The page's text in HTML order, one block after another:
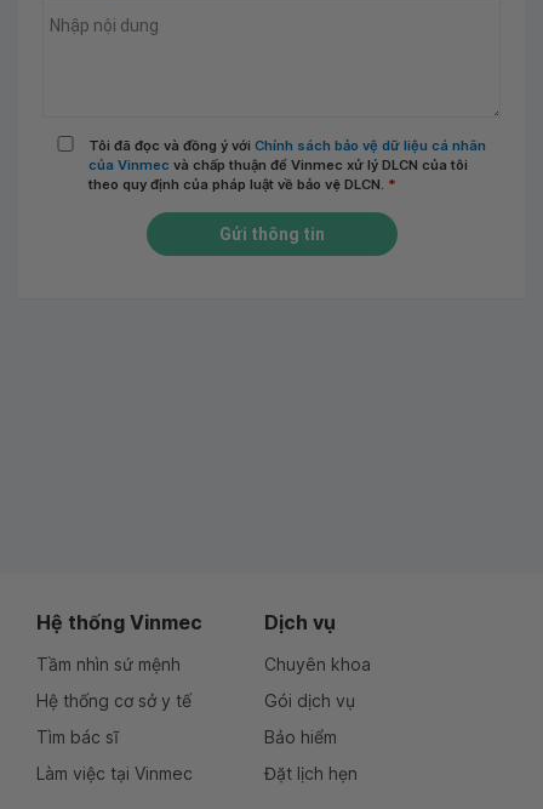
Tôi đã đọc và đồng ý với Chính sách bảo vệ dữ liệu cá nhân
của Vinmec và chấp thuận để Vinmec xử lý DLCN của tôi
theo quy định của pháp luật về bảo vệ DLCN. *
Gửi thông tin
Hệ thống Vinmec
Tầm nhìn sứ mệnh
Hệ thống cơ sở y tế
Tìm bác sĩ
Làm việc tại Vinmec
Dịch vụ
Chuyên khoa
Gói dịch vụ
Bảo hiểm
Đặt lịch hẹn